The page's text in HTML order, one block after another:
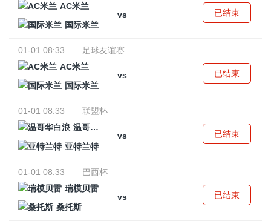
AC米兰
vs
国际米兰
已结束
01-01 08:33
足球友谊赛
AC米兰
vs
国际米兰
已结束
01-01 08:33
联盟杯
温哥华白浪
vs
亚特兰特
已结束
01-01 08:33
巴西杯
瑞模贝雷
vs
桑托斯
已结束